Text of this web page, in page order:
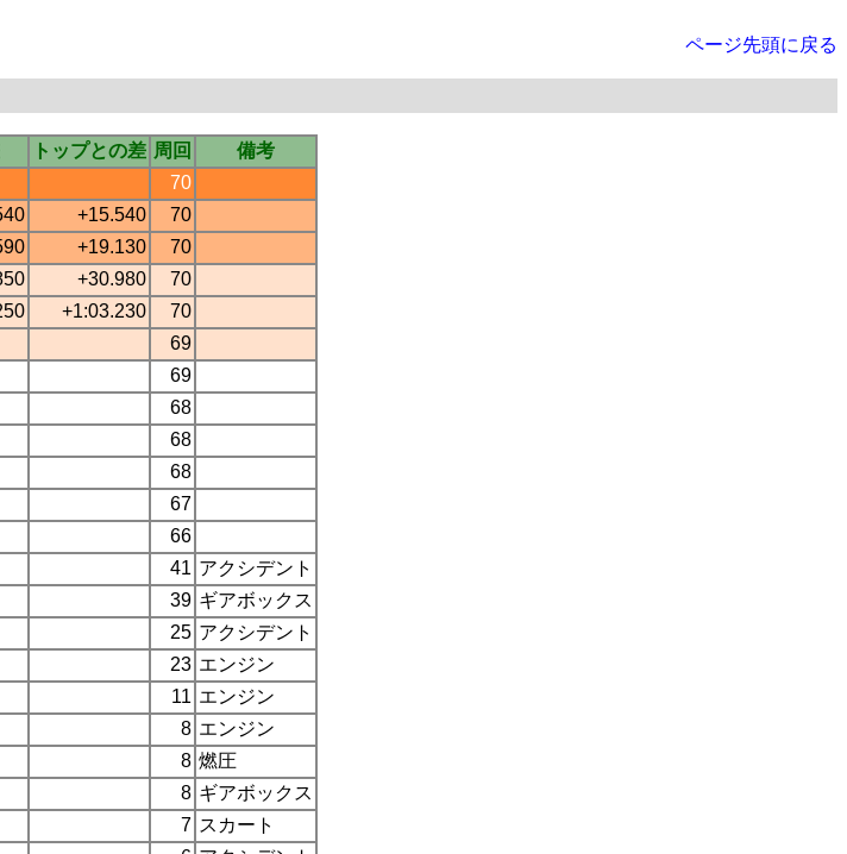
ページ先頭に戻る
トップとの差 周回
備考
70
+15.540
70
+19.130
70
+30.980
70
+1:03.230
70
69
69
68
68
68
67
66
41 アクシデント
39 ギアボックス
25 アクシデント
23 エンジン
11 エンジン
8 エンジン
8 燃圧
8 ギアボックス
7 スカート